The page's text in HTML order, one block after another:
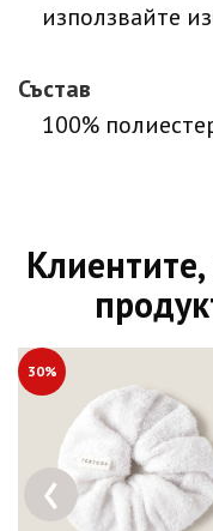
използвайте
Състав
100%
30%
‹